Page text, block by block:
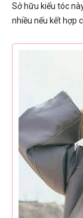
Sở hữu kiểu tóc
nhiều nếu kết hợp